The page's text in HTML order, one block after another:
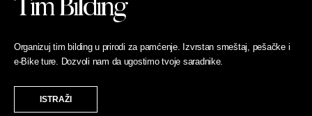
Tim Bilding
Organizuj tim bilding u prirodi za pamćenje. Izvrstan smeštaj, pešačke i
e-Bike ture. Dozvoli nam da ugostimo tvoje saradnike.
ISTRAŽI